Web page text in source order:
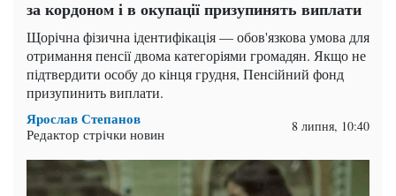
за кордоном і в окупації призупинять виплати
Щорічна фізична ідентифікація — обов'язкова умова для
отримання пенсії двома категоріями громадян. Якщо не
підтвердити особу до кінця грудня, Пенсійний фонд
призупинить виплати.
Ярослав Степанов
Редактор стрічки новин 8 липня, 10:40